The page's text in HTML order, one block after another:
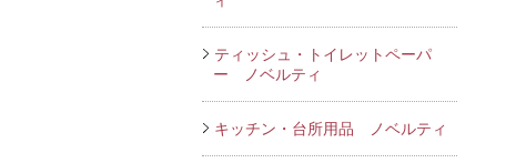
ティッシュ・トイレットペーパ
ー ノベルティ
キッチン・台所用品 ノベルティ